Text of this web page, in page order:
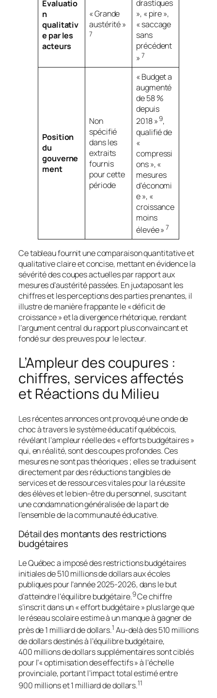
Évaluatio
n
qualitativ
e par les
acteurs
« Grande
austérité »
7
drastiques
», « pire »,
« saccage
sans
précédent
» 7
Position
du
gouverne
ment
Non
spécifié
dans les
extraits
fournis
pour cette
période
« Budget a
augmenté
de 58 %
depuis
2018 » 9,
qualifié de
«
compressi
ons », «
mesures
d’économi
e », «
croissance
moins
élevée » 7
Ce tableau fournit une comparaison quantitative et
qualitative claire et concise, mettant en évidence la
sévérité des coupes actuelles par rapport aux
mesures d’austérité passées. En juxtaposant les
chiffres et les perceptions des parties prenantes, il
illustre de manière frappante le « déficit de
croissance » et la divergence rhétorique, rendant
l’argument central du rapport plus convaincant et
fondé sur des preuves pour le lecteur.
L’Ampleur des coupures :
chiffres, services affectés
et Réactions du Milieu
Les récentes annonces ont provoqué une onde de
choc à travers le système éducatif québécois,
révélant l’ampleur réelle des « efforts budgétaires »
qui, en réalité, sont des coupes profondes. Ces
mesures ne sont pas théoriques ; elles se traduisent
directement par des réductions tangibles de
services et de ressources vitales pour la réussite
des élèves et le bien-être du personnel, suscitant
une condamnation généralisée de la part de
l’ensemble de la communauté éducative.
Détail des montants des restrictions
budgétaires
Le Québec a imposé des restrictions budgétaires
initiales de 510 millions de dollars aux écoles
publiques pour l’année 2025-2026, dans le but
d’atteindre l’équilibre budgétaire.9Ce chiffre
s’inscrit dans un « effort budgétaire » plus large que
le réseau scolaire estime à un manque à gagner de
près de 1 milliard de dollars.1 Au-delà des 510 millions
de dollars destinés à l’équilibre budgétaire,
400 millions de dollars supplémentaires sont ciblés
pour l’« optimisation des effectifs » à l’échelle
provinciale, portant l’impact total estimé entre
900 millions et 1 milliard de dollars.11